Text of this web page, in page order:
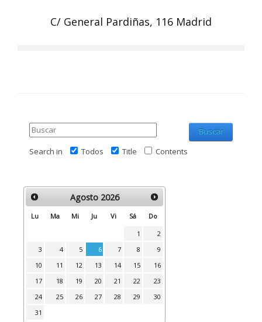
C/ General Pardiñas, 116 Madrid
Buscar
Search in
Todos Title Contents
Agosto 2026
Lu Ma Mi Ju Vi Sá Do
1
2
3
4 5 6 7 8
9
10
11 12 13 14 15
16
17
18 19 20 21 22
23
24
25 26 27 28 29
30
31